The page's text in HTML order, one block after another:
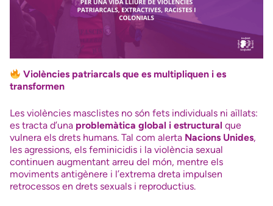
Violències patriarcals que es multipliquen i es
transformen
Les violències masclistes no són fets individuals ni aïllats:
es tracta d’una problemàtica global i estructural que
vulnera els drets humans. Tal com alerta Nacions Unides,
les agressions, els feminicidis i la violència sexual
continuen augmentant arreu del món, mentre els
moviments antigènere i l’extrema dreta impulsen
retrocessos en drets sexuals i reproductius.